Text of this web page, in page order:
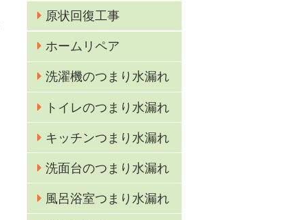
原状回復工事
ホームリペア
洗濯機のつまり水漏れ
トイレのつまり水漏れ
キッチンつまり水漏れ
洗面台のつまり水漏れ
風呂浴室つまり水漏れ